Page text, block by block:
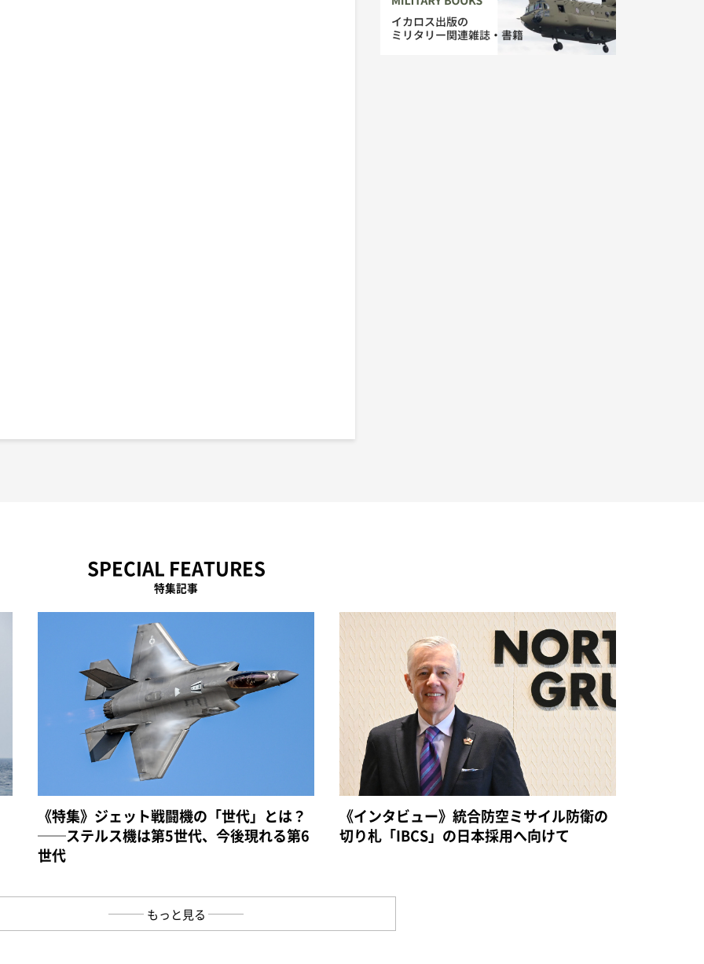
SPECIAL FEATURES
特集記事
《特集》ジェット戦闘機の「世代」とは？
──ステルス機は第5世代、今後現れる第6
世代
《インタビュー》統合防空ミサイル防衛の
切り札「IBCS」の日本採用へ向けて
もっと見る